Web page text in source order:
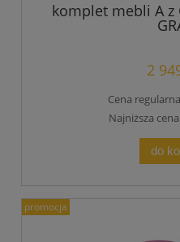
komplet mebli A z
2
Cena
Najniższa
do
promocja